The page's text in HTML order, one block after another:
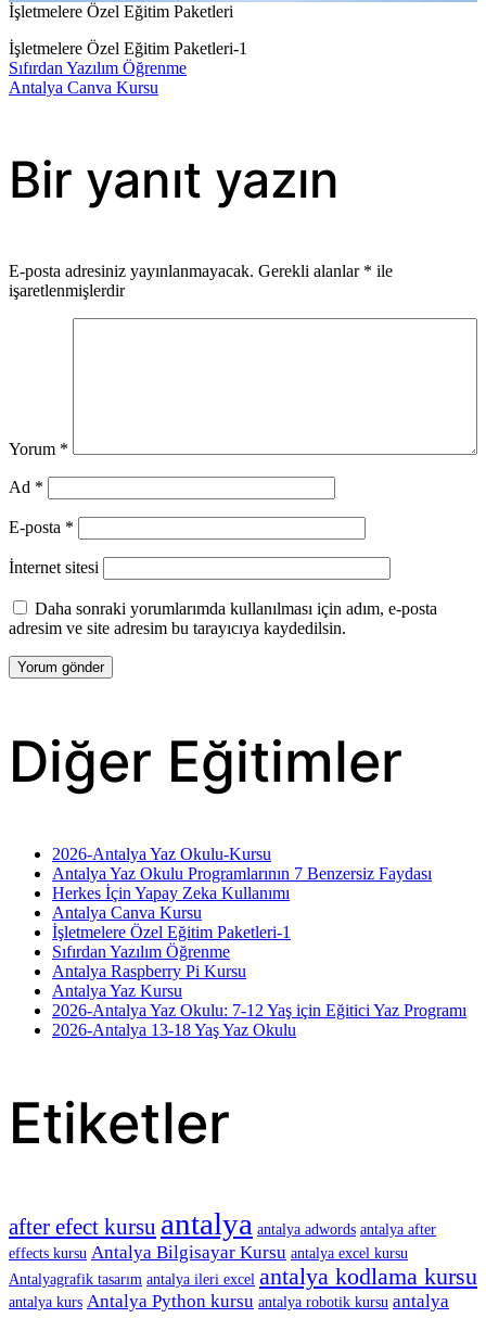
İşletmelere Özel Eğitim Paketleri
İşletmelere Özel Eğitim Paketleri-1
Yazı
gezinmesi
Sıfırdan Yazılım Öğrenme
Antalya Canva Kursu
Bir yanıt yazın
E-posta adresiniz yayınlanmayacak. Gerekli alanlar * ile
işaretlenmişlerdir
Yorum *
Ad *
E-posta *
İnternet sitesi
Daha sonraki yorumlarımda kullanılması için adım, e-posta
adresim ve site adresim bu tarayıcıya kaydedilsin.
Diğer Eğitimler
2026-Antalya Yaz Okulu-Kursu
Antalya Yaz Okulu Programlarının 7 Benzersiz Faydası
Herkes İçin Yapay Zeka Kullanımı
Antalya Canva Kursu
İşletmelere Özel Eğitim Paketleri-1
Sıfırdan Yazılım Öğrenme
Antalya Raspberry Pi Kursu
Antalya Yaz Kursu
2026-Antalya Yaz Okulu: 7-12 Yaş için Eğitici Yaz Programı
2026-Antalya 13-18 Yaş Yaz Okulu
Etiketler
after efect kursu antalya antalya adwords antalya after
effects kursu Antalya Bilgisayar Kursu antalya excel kursu
Antalyagrafik tasarım antalya ileri excel antalya kodlama kursu
antalya kurs Antalya Python kursu antalya robotik kursu antalya